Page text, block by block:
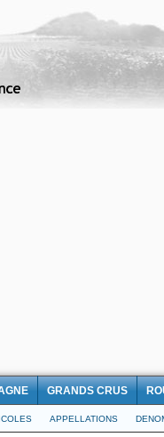
GRANDS CRUS
APPELLATIONS